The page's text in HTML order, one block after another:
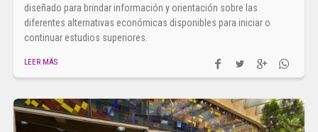
diseñado para brindar información y orientación sobre las
diferentes alternativas económicas disponibles para iniciar o
continuar estudios superiores.
LEER MÁS